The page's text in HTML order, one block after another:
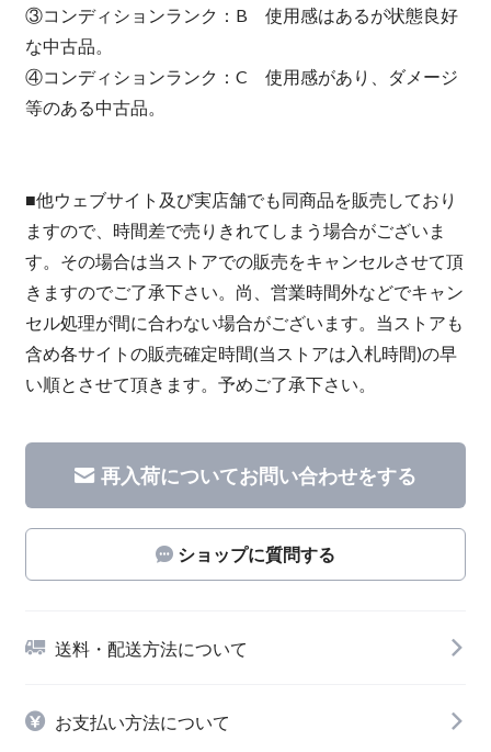
③コンディションランク：B 使用感はあるが状態良好
な中古品。
④コンディションランク：C 使用感があり、ダメージ
等のある中古品。
■他ウェブサイト及び実店舗でも同商品を販売しており
ますので、時間差で売りきれてしまう場合がございま
す。その場合は当ストアでの販売をキャンセルさせて頂
きますのでご了承下さい。尚、営業時間外などでキャン
セル処理が間に合わない場合がございます。当ストアも
含め各サイトの販売確定時間(当ストアは入札時間)の早
い順とさせて頂きます。予めご了承下さい。
再入荷についてお問い合わせをする
ショップに質問する
送料・配送方法について
お支払い方法について